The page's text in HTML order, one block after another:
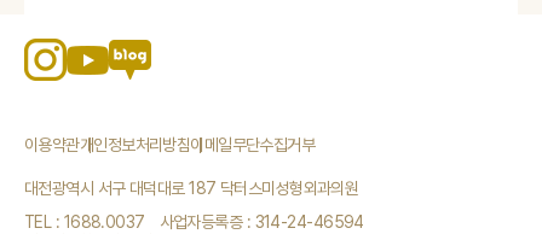
이용약관개인정보처리방침이메일무단수집거부
대전광역시 서구 대덕대로 187 닥터스미성형외과의원
TEL : 1688.0037
사업자등록증 : 314-24-46594